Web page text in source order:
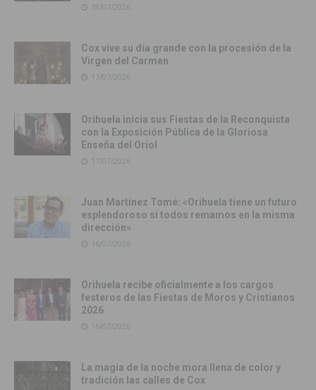
18/07/2026
Cox vive su día grande con la procesión de la
Virgen del Carmen
17/07/2026
Orihuela inicia sus Fiestas de la Reconquista
con la Exposición Pública de la Gloriosa
Enseña del Oriol
17/07/2026
Juan Martínez Tomé: «Orihuela tiene un futuro
esplendoroso si todos remamos en la misma
dirección»
16/07/2026
Orihuela recibe oficialmente a los cargos
festeros de las Fiestas de Moros y Cristianos
2026
16/07/2026
La magia de la noche mora llena de color y
tradición las calles de Cox